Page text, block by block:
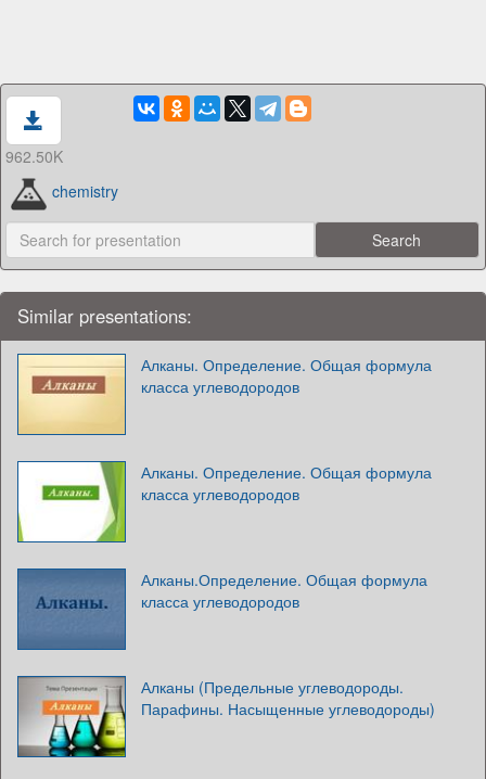
962.50K
chemistry
Similar presentations:
Алканы. Определение. Общая формула
класса углеводородов
Алканы. Определение. Общая формула
класса углеводородов
Алканы.Определение. Общая формула
класса углеводородов
Алканы (Предельные углеводороды.
Парафины. Насыщенные углеводороды)